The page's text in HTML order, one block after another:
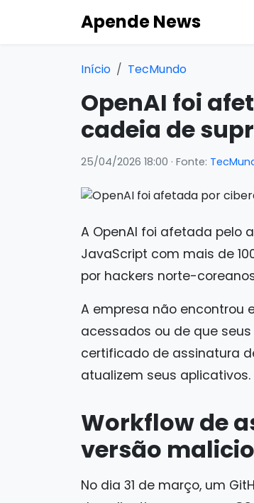
Apende News
Início TecMundo
OpenAI foi
cadeia de
25/04/2026 18:00 · Fonte:
A OpenAI foi afetada pelo
JavaScript com mais de
por hackers norte-
A empresa não encontrou
acessados ou de que
certificado de assinatura
atualizem seus aplicativos.
Workflow de
versão
No dia 31 de março, um